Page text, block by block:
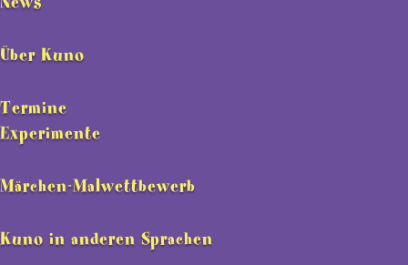
Über Kuno
Termine
Experimente
Märchen-Malwettbewerb
Kuno in anderen Sprachen